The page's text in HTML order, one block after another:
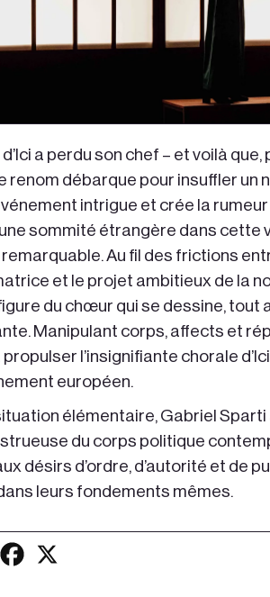
a perdu son chef – et voilà
renom débarque pour insuffler un
intrigue et crée la
sommité étrangère dans cette
Au fil des frictions
et le projet ambitieux de la
du chœur qui se dessine, tout
Manipulant corps, affects et
l’insignifiante chorale
européen.
élémentaire, Gabriel Sparti
du corps politique
désirs d’ordre, d’autorité et de
leurs fondements mêmes.